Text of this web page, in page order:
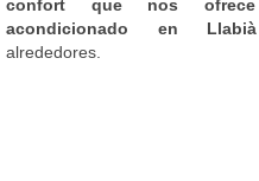
confort que nos
acondicionado en Llabià
alrededores.